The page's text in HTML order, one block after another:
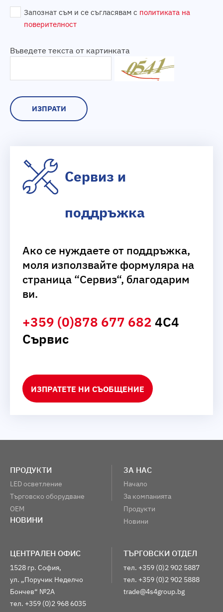
Запознат съм и се съгласявам с политиката на
поверителност
Въведете текста от картинката
ИЗПРАТИ
Сервиз и
поддръжка
Ако се нуждаете от поддръжка,
моля използвайте формуляра на
страница “Сервиз“, благодарим
ви.
+359 (0)878 677 682 4С4
Сървис
ИЗПРАТЕТЕ НИ СЪОБЩЕНИЕ
ПРОДУКТИ
LED осветление
Търговско оборудване
OEM
НОВИНИ
ЗА НАС
Начало
За компанията
Продукти
Новини
ЦЕНТРАЛЕН ОФИС
1528 гр. София,
ул. „Поручик Неделчо
Бончев“ №2А
тел. +359 (0)2 968 6035
ТЪРГОВСКИ ОТДЕЛ
тел. +359 (0)2 902 5887
тел. +359 (0)2 902 5888
trade@4s4group.bg